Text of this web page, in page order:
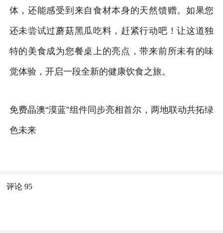
体，还能感受到来自食材本身的天然馈赠。如果您
还未尝试过蘑菇黑瓜吃料，赶紧行动吧！让这道独
特的美食成为您餐桌上的亮点，带来前所未有的味
觉体验，开启一段全新的健康饮食之旅。
免费晶澳“漠蓝”组件同步亮相首尔，两地联动共拓绿
色未来
评论 95